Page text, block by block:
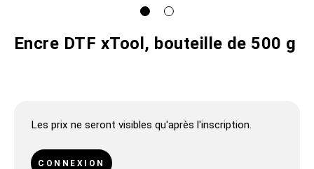
Encre DTF xTool, bouteille de 500 g
Les prix ne seront visibles qu'après l'inscription.
CONNEXION